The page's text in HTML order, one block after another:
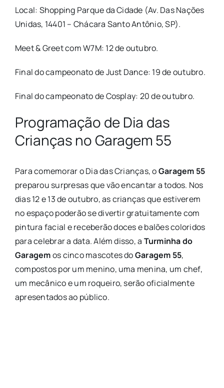
Local: Shopping Parque da Cidade (Av. Das Nações
Unidas, 14401 – Chácara Santo Antônio, SP).
Meet & Greet com W7M: 12 de outubro.
Final do campeonato de Just Dance: 19 de outubro.
Final do campeonato de Cosplay: 20 de outubro.
Programação de Dia das
Crianças no Garagem 55
Para comemorar o Dia das Crianças, oGaragem 55
preparou surpresas que vão encantar a todos. Nos
dias 12 e 13 de outubro, as crianças que estiverem
no espaço poderão se divertir gratuitamente com
pintura facial e receberão doces e balões coloridos
para celebrar a data. Além disso, a Turminha do
Garagemos cinco mascotes doGaragem 55,
compostos por um menino, uma menina, um chef,
um mecânico e um roqueiro, serão oficialmente
apresentados ao público.